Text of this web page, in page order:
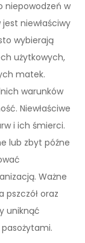
niepowodzeń w
niewłaściwy
wybierają
użytkowych,
matek.
warunków
Niewłaściwe
i ich śmierci.
lub zbyt późne
Ważne
oraz
uniknąć